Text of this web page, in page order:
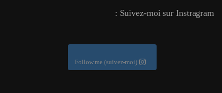
Suivez-moi sur Instragram :
Follow me (suivez-moi)